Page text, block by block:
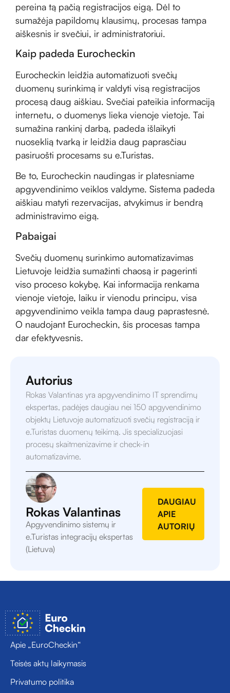
pereina tą pačią registracijos eigą. Dėl to
sumažėja papildomų klausimų, procesas tampa
aiškesnis ir svečiui, ir administratoriui.
Kaip padeda Eurocheckin
Eurocheckin leidžia automatizuoti svečių
duomenų surinkimą ir valdyti visą registracijos
procesą daug aiškiau. Svečiai pateikia informaciją
internetu, o duomenys lieka vienoje vietoje. Tai
sumažina rankinį darbą, padeda išlaikyti
nuoseklią tvarką ir leidžia daug paprasčiau
pasiruošti procesams su e.Turistas.
Be to, Eurocheckin naudingas ir platesniame
apgyvendinimo veiklos valdyme. Sistema padeda
aiškiau matyti rezervacijas, atvykimus ir bendrą
administravimo eigą.
Pabaigai
Svečių duomenų surinkimo automatizavimas
Lietuvoje leidžia sumažinti chaosą ir pagerinti
viso proceso kokybę. Kai informacija renkama
vienoje vietoje, laiku ir vienodu principu, visa
apgyvendinimo veikla tampa daug paprastesnė.
O naudojant Eurocheckin, šis procesas tampa
dar efektyvesnis.
Autorius
Rokas Valantinas yra apgyvendinimo IT sprendimų
ekspertas, padėjęs daugiau nei 150 apgyvendinimo
objektų Lietuvoje automatizuoti svečių registraciją ir
e.Turistas duomenų teikimą. Jis specializuojasi
procesų skaitmenizavime ir check-in
automatizavime.
Rokas Valantinas
Apgyvendinimo sistemų ir
e.Turistas integracijų ekspertas
(Lietuva)
DAUGIAU
APIE
AUTORIŲ
Apie „EuroCheckin“
Teisės aktų laikymasis
Privatumo politika